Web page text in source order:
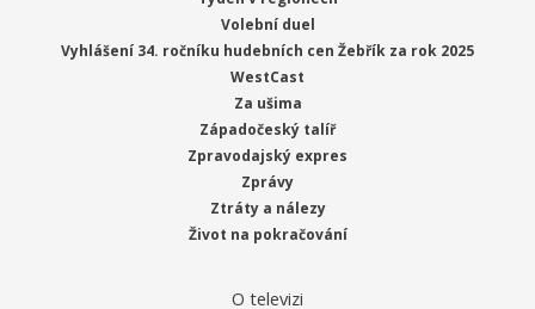
Volební duel
Vyhlášení 34. ročníku hudebních cen Žebřík za rok 2025
WestCast
Za ušima
Západočeský talíř
Zpravodajský expres
Zprávy
Ztráty a nálezy
Život na pokračování
O televizi